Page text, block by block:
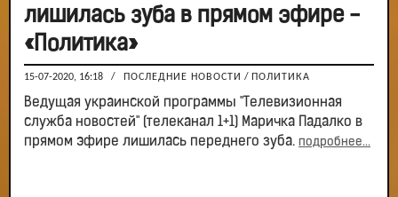
лишилась зуба в прямом эфире -
«Политика»
15-07-2020, 16:18 / ПОСЛЕДНИЕ НОВОСТИ / ПОЛИТИКА
Ведущая украинской программы "Телевизионная
служба новостей" (телеканал 1+1) Маричка Падалко в
прямом эфире лишилась переднего зуба. подробнее...